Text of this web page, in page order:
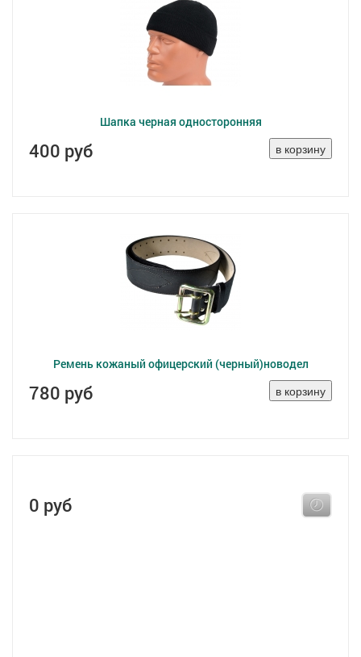
Шапка черная односторонняя
400 руб
Ремень кожаный офицерский (черный)новодел
780 руб
0 руб